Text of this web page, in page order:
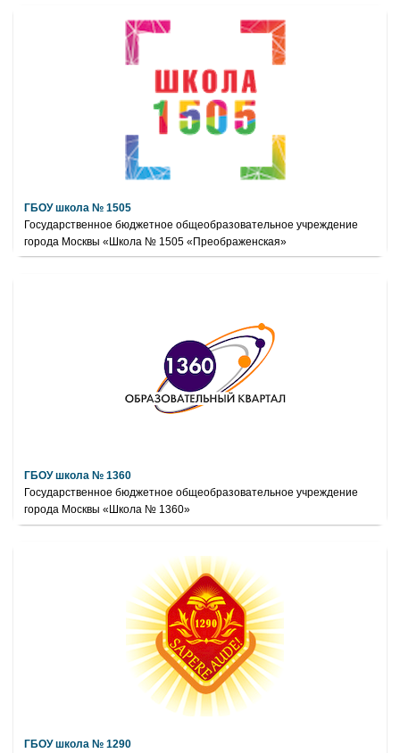
ГБОУ школа № 1505
Государственное бюджетное общеобразовательное учреждение
города Москвы «Школа № 1505 «Преображенская»
ГБОУ школа № 1360
Государственное бюджетное общеобразовательное учреждение
города Москвы «Школа № 1360»
ГБОУ школа № 1290